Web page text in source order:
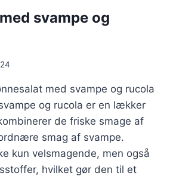
svampe og
med svampe og rucola
og rucola er en lækker
de friske smage af
smag af svampe.
kun velsmagende, men også
hvilket gør den til et